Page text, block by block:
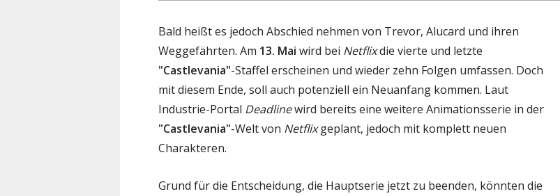
Bald heißt es jedoch Abschied nehmen von Trevor, Alucard und ihren
Weggefährten. Am 13. Mai wird bei Netflixdie vierte und letzte
"Castlevania"-Staffel erscheinen und wieder zehn Folgen umfassen. Doch
mit diesem Ende, soll auch potenziell ein Neuanfang kommen. Laut
Industrie-Portal Deadlinewird bereits eine weitere Animationsserie in der
"Castlevania"-Welt von Netflixgeplant, jedoch mit komplett neuen
Charakteren.
Grund für die Entscheidung, die Hauptserie jetzt zu beenden, könnten die